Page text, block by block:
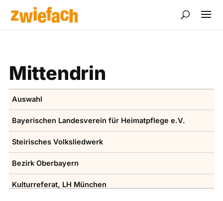
Mittendrin
Auswahl
Bayerischen ­Landesverein für Heimatpflege e.V.
Steirisches Volksliedwerk
Bezirk Oberbayern
Kulturreferat, LH ­München